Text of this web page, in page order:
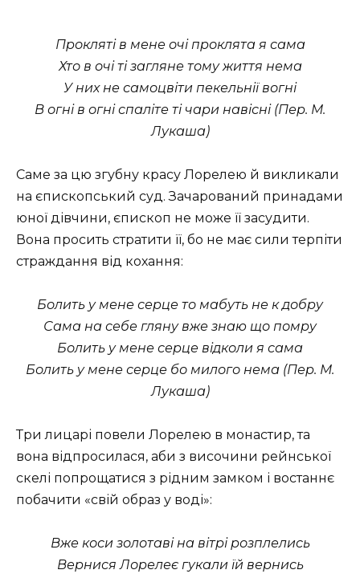
Прокляті в мене очі проклята я сама
Хто в очі ті загляне тому життя нема
У них не самоцвіти пекельнії вогні
В огні в огні спаліте ті чари навісні (Пер. М.
Лукаша)
Саме за цю згубну красу Лорелею й викликали
на єпископський суд. Зачарований принадами
юної дівчини, єпископ не може її засудити.
Вона просить стратити її, бо не має сили терпіти
страждання від кохання:
Болить у мене серце то мабуть не к добру
Сама на себе гляну вже знаю що помру
Болить у мене серце відколи я сама
Болить у мене серце бо милого нема (Пер. М.
Лукаша)
Три лицарі повели Лорелею в монастир, та
вона відпросилася, аби з височини рейнської
скелі попрощатися з рідним замком і востаннє
побачити «свій образ у воді»:
Вже коси золотаві на вітрі розплелись
Вернися Лорелеє гукали їй вернись